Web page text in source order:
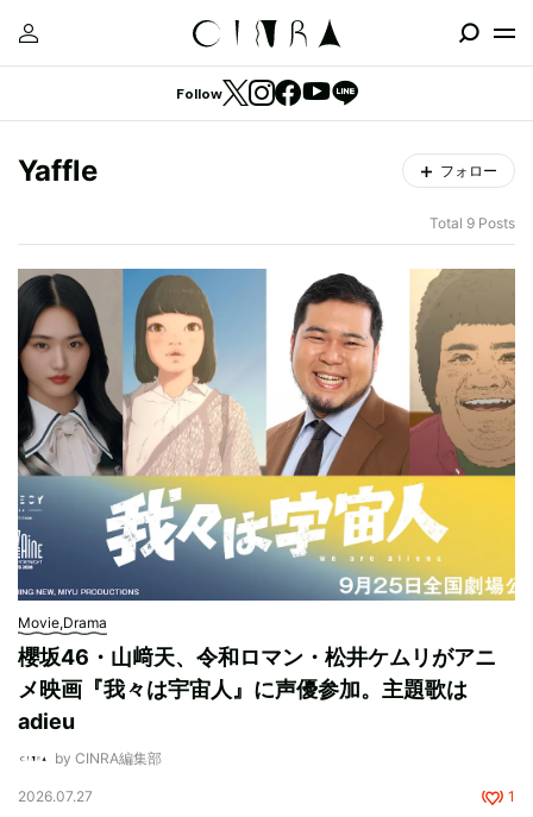
Follow
Yaffle フォロー
Total 9 Posts
Movie,Drama
櫻坂46・山﨑天、令和ロマン・松井ケムリがアニ
メ映画『我々は宇宙人』に声優参加。主題歌は
adieu
by CINRA編集部
2026.07.27 1